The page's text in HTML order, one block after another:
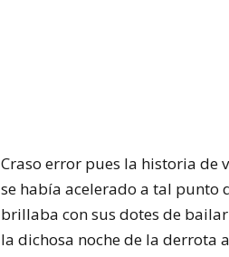
Craso error pues la historia de
se había acelerado a tal punto
brillaba con sus dotes de
la dichosa noche de la derrota